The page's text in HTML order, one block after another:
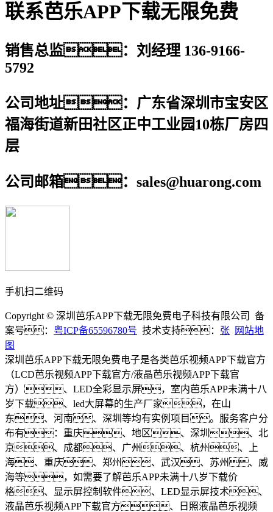
联系芭乐APP下载无限免费
销售总监：刘经理 136-9166-
5792
公司地址：广东省深圳市宝安区
福海街道新田社区正中工业园10栋厂房四
层
公司邮箱：sales@huarong.com
手机扫二维码
Copyright © 深圳芭乐APP下载无限免费电子科技有限公司 备
案号： 粤ICP备65596780号 技术支持： 张
网站地
图
深圳芭乐APP下载无限免费电子是各类芭乐视频APP下载官方
（LCD芭乐视频APP下载官方/液晶芭乐视频APP下载官
方）、LED全彩显示屏，室内芭乐APP未满十八
岁下载、led大屏幕的生产厂家，在山
东、河南、深圳等均有实例项目。服务客户分
布有：重庆、地区、深圳、北
京、成都、广州、杭州、上
海、重庆、郑州、武汉、苏州、威
海等，如需要了解芭乐APP未满十八岁下载价
格、显示屏控制软件、LED显示屏技术、
液晶芭乐视频APP下载官方、日照液晶芭乐视频